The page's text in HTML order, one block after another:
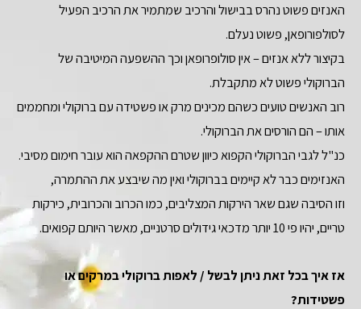
האנזים פשוט נהרס בבישול והרכיב שמתמיר את הרכיב הפעיל
לסולפורופאן, פשוט נעלם.
בקיצור ללא אנזים – אין סולופרופאן וכך ההשפעה המיטיבה של
הברוקולי פשוט לא מתקבלת.
רוב האנשים טועים כשהם מכינים מרק או פשטידה עם ברוקולי ומחממים
אותו – הם הורסים את הברוקולי.
כנ"ל לגבי הברוקולי הקפוא כיוון שטרם ההקפאה הוא עובר חימום מסיבי.
האנזימים כבר לא קיימים בברוקולי ואין מה שיבצע את ההתמרה,
וזו הסיבה שגם שאר הירקות המצליבים, כמו הכרוב והכרובית, כירקות
טריים, יהיו פי 10 יותר מדכאי גידולים סרטניים, מאשר היותם קפואים.
אז איך בכל זאת ניתן לבשל / לאפות ברוקולי במרקים או
פשטידות?